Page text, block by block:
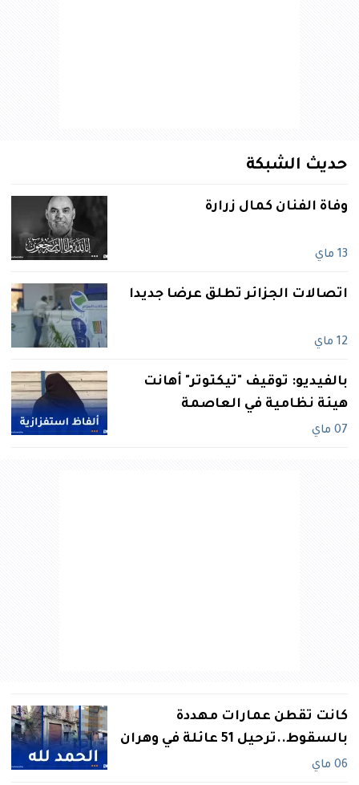
حديث الشبكة
وفاة الفنان كمال زرارة
13 ماي
اتصالات الجزائر تطلق عرضا جديدا
12 ماي
بالفيديو: توقيف "تيكتوتر" أهانت
هيئة نظامية في العاصمة
07 ماي
كانت تقطن عمارات مهددة
بالسقوط..ترحيل 51 عائلة في وهران
06 ماي